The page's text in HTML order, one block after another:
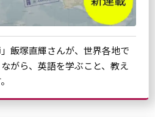
飯塚直輝さんが、世界各地で
がら、英語を学ぶこと、教え